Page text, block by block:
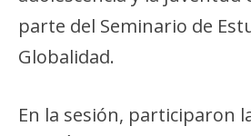
parte del Seminario de
Globalidad.
En la sesión, participaron